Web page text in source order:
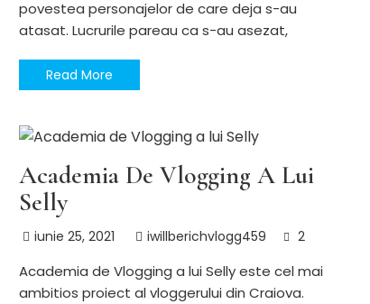
povestea personajelor de care deja s-au
atasat. Lucrurile pareau ca s-au asezat,
Read More
Academia De Vlogging A Lui
Selly
iunie 25, 2021 iwillberichvlogg459 2
Academia de Vlogging a lui Selly este cel mai
ambitios proiect al vloggerului din Craiova.